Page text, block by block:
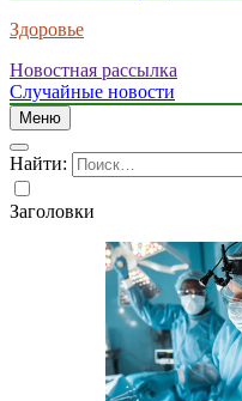
Здоровье
Новостная рассылка
Случайные новости
Меню
Найти:
Заголовки